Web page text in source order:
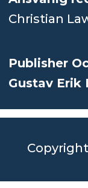
Christian
Publisher
Gustav Erik